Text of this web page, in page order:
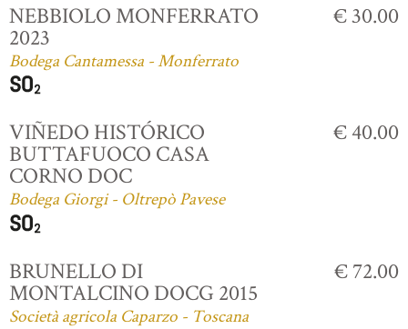
NEBBIOLO MONFERRATO
2023
Bodega Cantamessa - Monferrato
€ 30.00
VIÑEDO HISTÓRICO
BUTTAFUOCO CASA
CORNO DOC
Bodega Giorgi - Oltrepò Pavese
€ 40.00
BRUNELLO DI
MONTALCINO DOCG 2015
Società agricola Caparzo - Toscana
€ 72.00